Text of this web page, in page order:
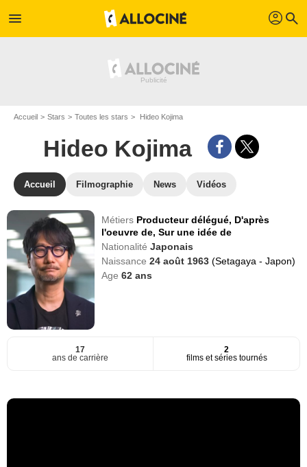
menu profil search
Accueil Stars Toutes les stars Hideo Kojima
Hideo Kojima
Accueil Filmographie News Vidéos
Métiers Producteur délégué, D'après
l'oeuvre de,Sur une idée de
NationalitéJaponais
Naissance24 août 1963(Setagaya - Japon)
Age62 ans
17
ans de carrière
2
films et séries tournés